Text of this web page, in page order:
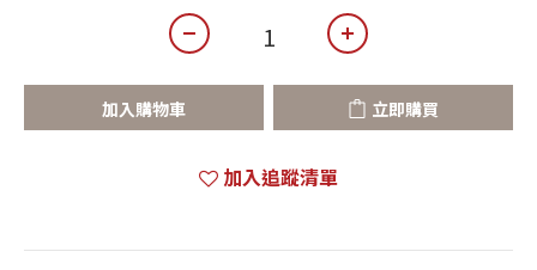
加入購物車 立即購買
加入追蹤清單